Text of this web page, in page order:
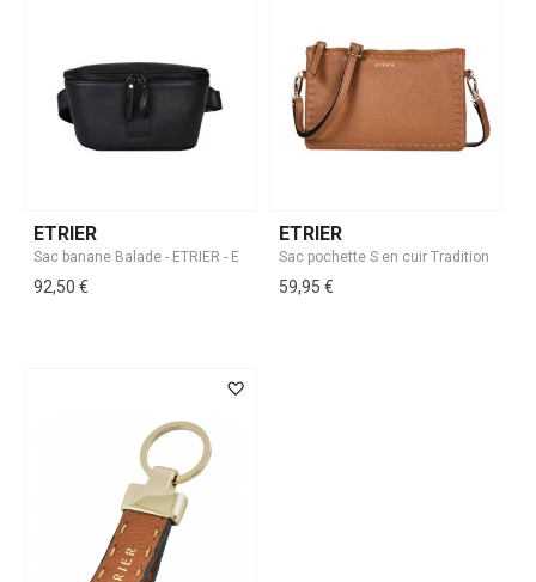
ETRIER
92,50 €
ETRIER
59,95 €